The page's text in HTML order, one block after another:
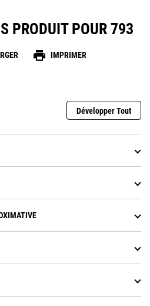
que l'inclinaison et
dédiée aux cuisses, des
soutien lombaire réglables à
PRODUIT POUR 793
print IMPRIMER
Développer Tout